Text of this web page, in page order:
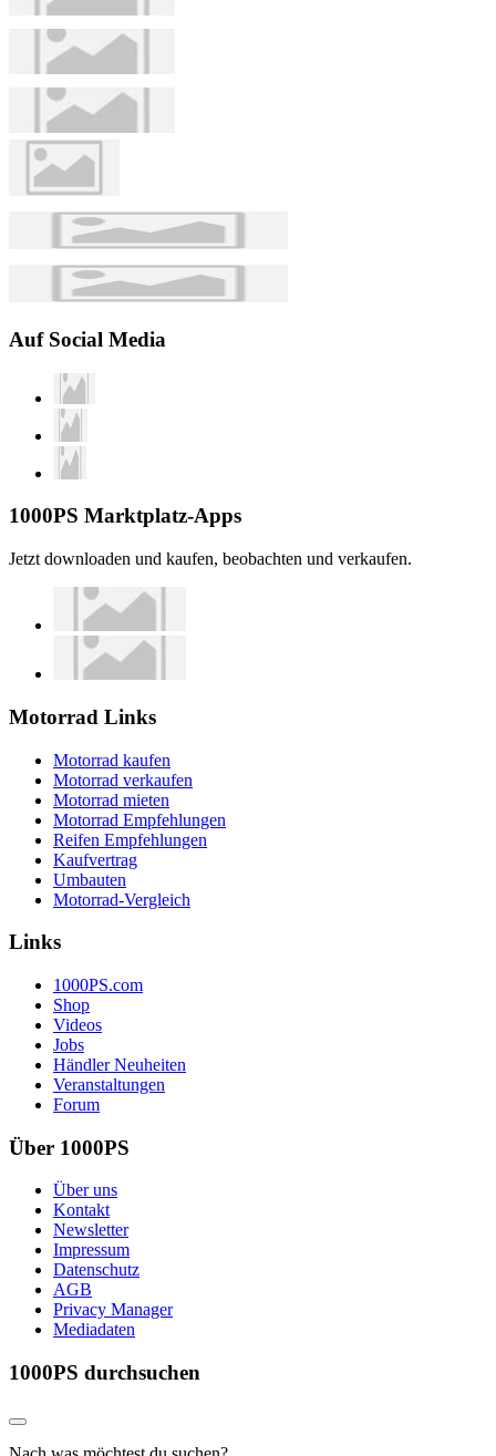
Auf Social Media
1000PS Marktplatz-Apps
Jetzt downloaden und kaufen, beobachten und verkaufen.
Motorrad Links
Motorrad kaufen
Motorrad verkaufen
Motorrad mieten
Motorrad Empfehlungen
Reifen Empfehlungen
Kaufvertrag
Umbauten
Motorrad-Vergleich
Links
1000PS.com
Shop
Videos
Jobs
Händler Neuheiten
Veranstaltungen
Forum
Über 1000PS
Über uns
Kontakt
Newsletter
Impressum
Datenschutz
AGB
Privacy Manager
Mediadaten
1000PS durchsuchen